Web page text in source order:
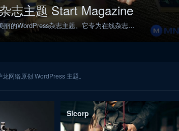
题 Start Magazine
杂志主题。它专为在线杂志、
布商而…
龙网络原创 WordPress 主题。
Slcorp